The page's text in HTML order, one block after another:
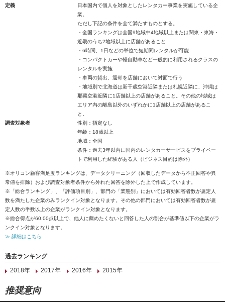
定義
日本国内で個人を対象としたレンタカー事業を実施している企
業。
ただし下記の条件を全て満たすものとする。
・全国ランキングは全国9地域中4地域以上または関東・東海・
近畿のうち2地域以上に店舗があること
・6時間、1日などの単位で短期間レンタルが可能
・コンパクトカーや軽自動車など一般的に利用されるクラスの
レンタルを実施
・車両の貸出、返却を店舗において対面で行う
・地域別で北海道は新千歳空港近隣または札幌近隣に、沖縄は
那覇空港近隣に1店舗以上の店舗があること。その他の地域は
エリア内の離島以外のいずれかに1店舗以上の店舗があるこ
と。
調査対象者
性別：指定なし
年齢：18歳以上
地域：全国
条件：過去3年以内に国内のレンタカーサービスをプライベー
トで利用した経験がある人（ビジネス目的は除外）
※オリコン顧客満足度ランキングは、データクリーニング（回収したデータから不正回答や異
常値を排除）および調査対象者条件から外れた回答を除外した上で作成しています。
※「総合ランキング」、「評価項目別」、部門の「業態別」においては有効回答者数が規定人
数を満たした企業のみランクイン対象となります。その他の部門においては有効回答者数が規
定人数の半数以上の企業がランクイン対象となります。
※総合得点が60.00点以上で、他人に薦めたくないと回答した人の割合が基準値以下の企業がラ
ンクイン対象となります。
≫ 詳細はこちら
過去ランキング
2018年
2017年 2016年 2015年
推奨意向